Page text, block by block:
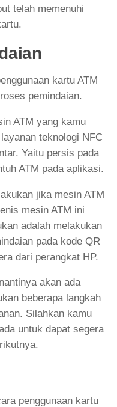
telah memenuhi
kartu ATM
pemindaian.
ATM yang kamu
teknologi NFC
Yaitu persis pada
ATM pada aplikasi.
jika mesin ATM
mesin ATM ini
adalah melakukan
pada kode QR
dari perangkat HP.
akan ada
beberapa langkah
Silahkan kamu
untuk dapat segera
penggunaan kartu